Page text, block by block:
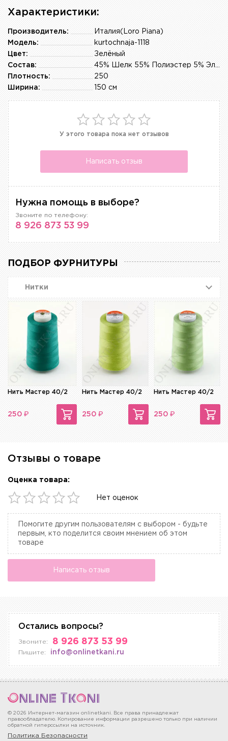
Характеристики:
Италия(Loro Piana)
Производитель:
kurtochnaja-1118
Модель:
Зелёный
Цвет:
Состав:
250
Плотность:
150 см
Ширина:
У этого товара пока нет отзывов
Написать отзыв
Нужна помощь в выборе?
Звоните по телефону:
8 926 873 53 99
ПОДБОР ФУРНИТУРЫ
Нитки
Нить Мастер 40/2
250 ₽
Нить Мастер 40/2
250 ₽
Нить Мастер 40/2
250 ₽
Отзывы о товаре
Оценка товара:
Нет оценок
Помогите другим пользователям с выбором - будьте
первым, кто поделится своим мнением об этом
товаре
Написать отзыв
Остались вопросы?
Звоните: 8 926 873 53 99
Пишите: info@onlinetkani.ru
© 2026 Интернет-магазин onlinetkani. Все права принадлежат
правообладателю. Копирование информации разрешено только при наличии
обратной гиперссылки на источник.
Политика Безопасности